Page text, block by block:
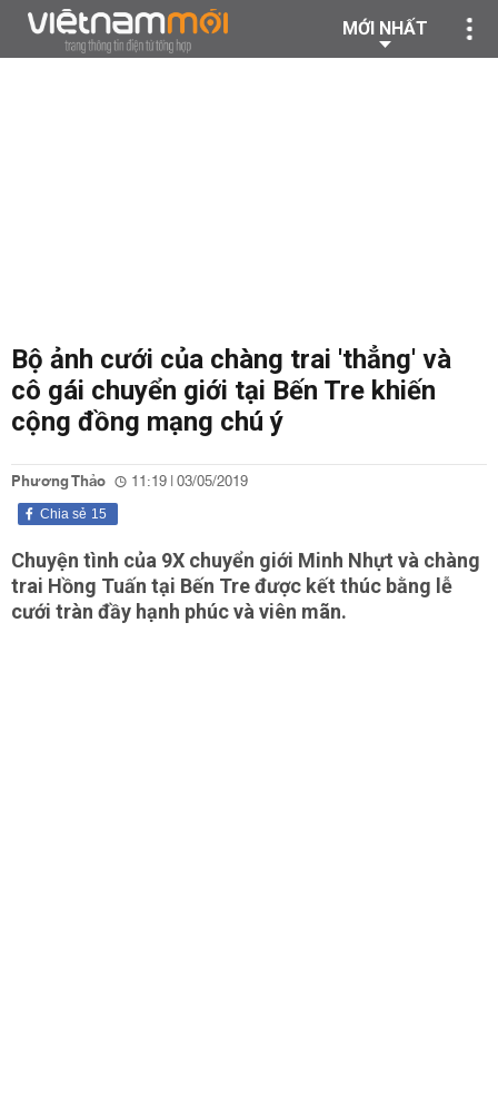
MỚI NHẤT
Bộ ảnh cưới của chàng trai 'thẳng' và
cô gái chuyển giới tại Bến Tre khiến
cộng đồng mạng chú ý
Phương Thảo 11:19 | 03/05/2019
15
Chia sẻ
Chuyện tình của 9X chuyển giới Minh Nhựt và chàng
trai Hồng Tuấn tại Bến Tre được kết thúc bằng lễ
cưới tràn đầy hạnh phúc và viên mãn.